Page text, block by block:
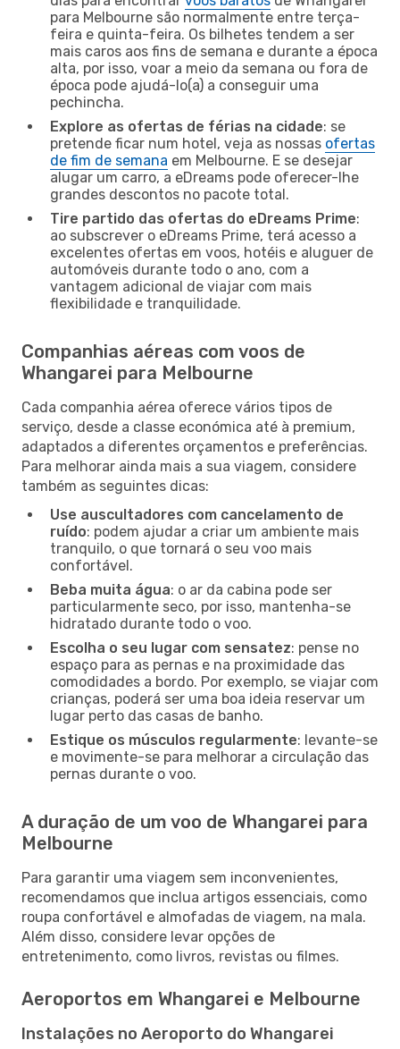
para Melbourne são normalmente entre terça-
feira e quinta-feira. Os bilhetes tendem a ser
mais caros aos fins de semana e durante a época
alta, por isso, voar a meio da semana ou fora de
época pode ajudá-lo(a) a conseguir uma
pechincha.
Explore as ofertas de férias na cidade: se
pretende ficar num hotel, veja as nossas ofertas
de fim de semana em Melbourne. E se desejar
alugar um carro, a eDreams pode oferecer-lhe
grandes descontos no pacote total.
Tire partido das ofertas do eDreams Prime:
ao subscrever o eDreams Prime, terá acesso a
excelentes ofertas em voos, hotéis e aluguer de
automóveis durante todo o ano, com a
vantagem adicional de viajar com mais
flexibilidade e tranquilidade.
Companhias aéreas com voos de
Whangarei para Melbourne
Cada companhia aérea oferece vários tipos de
serviço, desde a classe económica até à premium,
adaptados a diferentes orçamentos e preferências.
Para melhorar ainda mais a sua viagem, considere
também as seguintes dicas:
Use auscultadores com cancelamento de
ruído: podem ajudar a criar um ambiente mais
tranquilo, o que tornará o seu voo mais
confortável.
Beba muita água: o ar da cabina pode ser
particularmente seco, por isso, mantenha-se
hidratado durante todo o voo.
Escolha o seu lugar com sensatez: pense no
espaço para as pernas e na proximidade das
comodidades a bordo. Por exemplo, se viajar com
crianças, poderá ser uma boa ideia reservar um
lugar perto das casas de banho.
Estique os músculos regularmente: levante-se
e movimente-se para melhorar a circulação das
pernas durante o voo.
A duração de um voo de Whangarei para
Melbourne
Para garantir uma viagem sem inconvenientes,
recomendamos que inclua artigos essenciais, como
roupa confortável e almofadas de viagem, na mala.
Além disso, considere levar opções de
entretenimento, como livros, revistas ou filmes.
Aeroportos em Whangarei e Melbourne
Instalações no Aeroporto do Whangarei